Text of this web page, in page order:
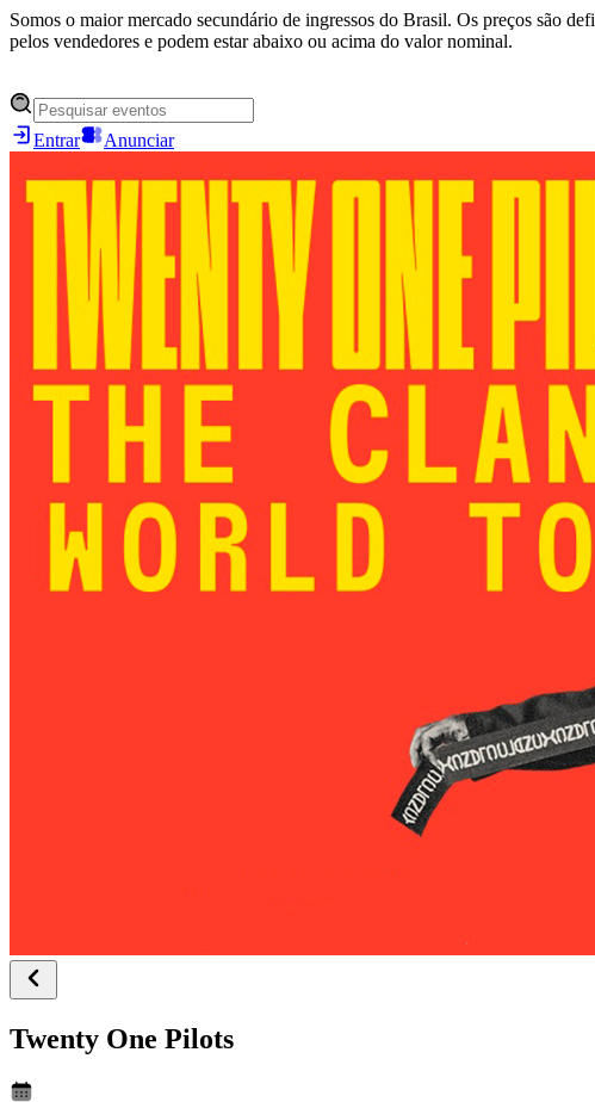
Somos o maior mercado secundário de ingressos do Brasil. Os preços são
pelos vendedores e podem estar abaixo ou acima do valor nominal.
Entrar Anunciar
Twenty One Pilots